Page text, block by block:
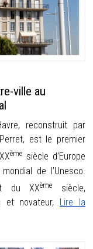
ville au
reconstruit par
est le premier
èmesiècle d’Europe
de l’Unesco.
du XXème
siècle,
et novateur, Lire la